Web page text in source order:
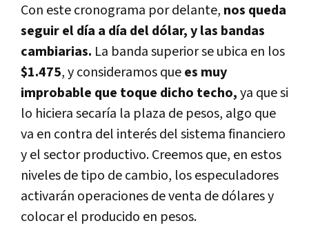
Con este cronograma por delante, nos queda
seguir el día a día del dólar, y las bandas
cambiarias. La banda superior se ubica en los
$1.475, y consideramos quees muy
improbable que toque dicho techo,ya que si
lo hiciera secaría la plaza de pesos, algo que
va en contra del interés del sistema financiero
y el sector productivo. Creemos que, en estos
niveles de tipo de cambio, los especuladores
activarán operaciones de venta de dólares y
colocar el producido en pesos.